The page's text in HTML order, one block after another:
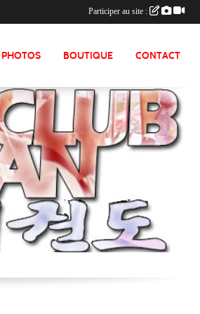
PHOTOS BOUTIQUE CONTACT
Participer au site :